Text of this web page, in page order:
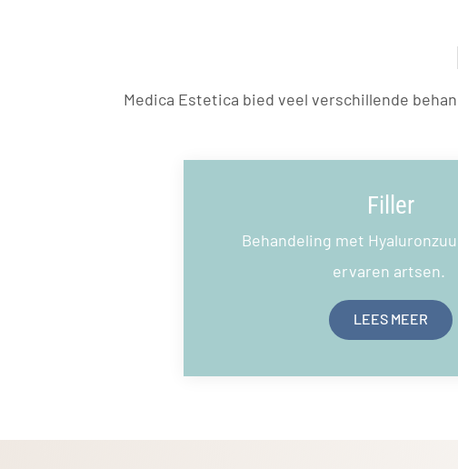
Medica Estetica bied veel verschillende
Filler
Behandeling met
ervaren artsen.
LEES MEER